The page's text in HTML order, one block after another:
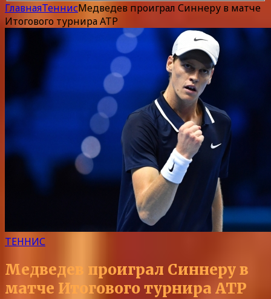
ГлавнаяТеннисМедведев проиграл Синнеру в матче
Итогового турнира ATP
ТЕННИС
Медведев проиграл Синнеру в
матче Итогового турнира ATP